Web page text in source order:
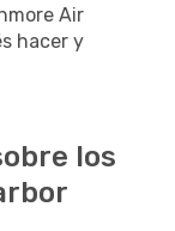
Air
hacer y
los